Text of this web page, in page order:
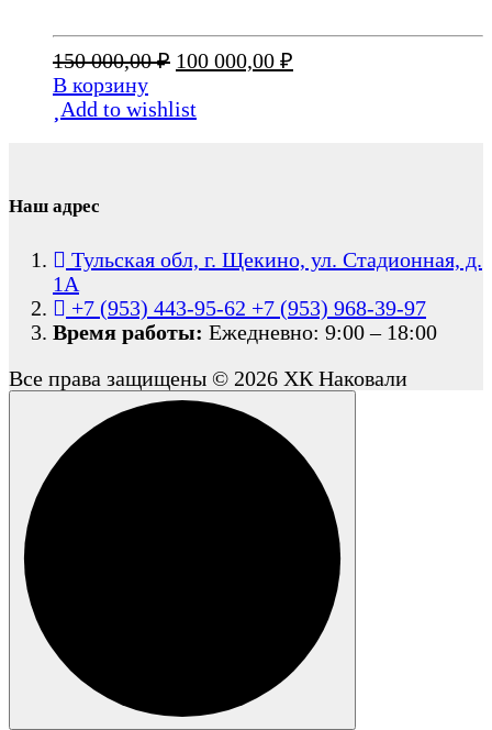
150 000,00₽ Первоначальная
составляла
100 000,00 ₽
В корзину
Add to wishlist
Наш адрес
Тульская обл, г. Щекино, ул. Стадионная, д.
1А
+7 (953) 443-95-62 +7 (953) 968-39-97
Время работы: Ежедневно: 9:00 – 18:00
Все права защищены © 2026 ХК Наковали